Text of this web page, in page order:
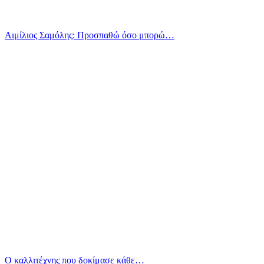
Αιμίλιος Σαμόλης: Προσπαθώ όσο μπορώ…
Ο καλλιτέχνης που δοκίμασε κάθε…